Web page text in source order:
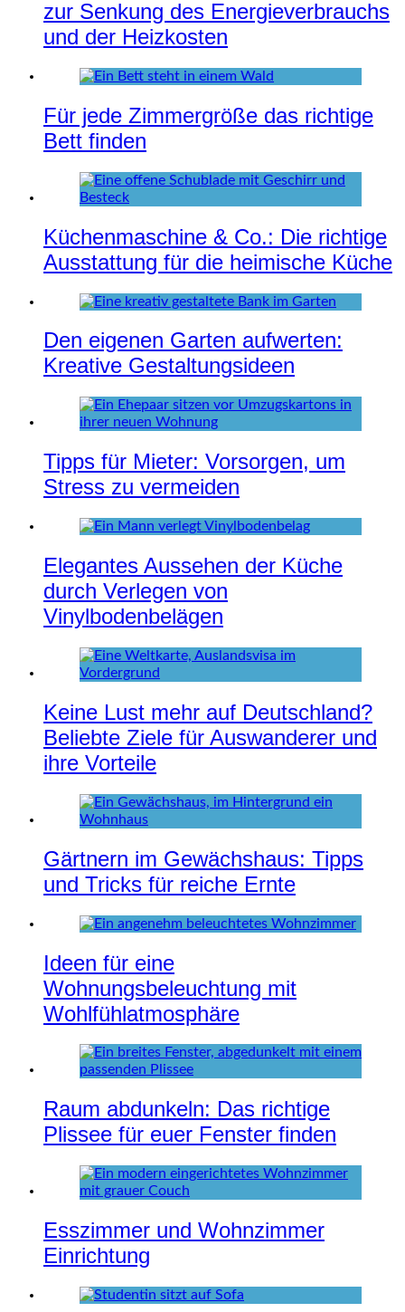
zur Senkung des Energieverbrauchs
und der Heizkosten
Für jede Zimmergröße das richtige
Bett finden
Küchenmaschine & Co.: Die richtige
Ausstattung für die heimische Küche
Den eigenen Garten aufwerten:
Kreative Gestaltungsideen
Tipps für Mieter: Vorsorgen, um
Stress zu vermeiden
Elegantes Aussehen der Küche
durch Verlegen von
Vinylbodenbelägen
Keine Lust mehr auf Deutschland?
Beliebte Ziele für Auswanderer und
ihre Vorteile
Gärtnern im Gewächshaus: Tipps
und Tricks für reiche Ernte
Ideen für eine
Wohnungsbeleuchtung mit
Wohlfühlatmosphäre
Raum abdunkeln: Das richtige
Plissee für euer Fenster finden
Esszimmer und Wohnzimmer
Einrichtung